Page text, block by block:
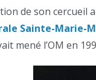
de son cercueil
Sainte-Marie-
mené l’OM en